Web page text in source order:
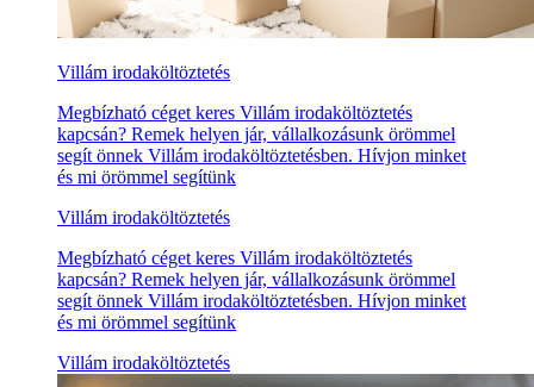
Villám irodaköltöztetés
Megbízható céget keres Villám irodaköltöztetés
kapcsán? Remek helyen jár, vállalkozásunk örömmel
segít önnek Villám irodaköltöztetésben. Hívjon minket
és mi örömmel segítünk
Villám irodaköltöztetés
Megbízható céget keres Villám irodaköltöztetés
kapcsán? Remek helyen jár, vállalkozásunk örömmel
segít önnek Villám irodaköltöztetésben. Hívjon minket
és mi örömmel segítünk
Villám irodaköltöztetés